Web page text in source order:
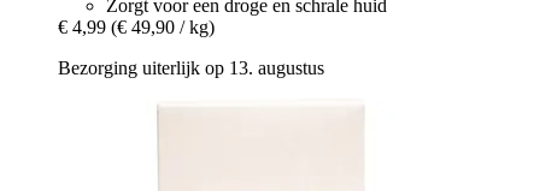
Zorgt voor een droge en schrale huid
€ 4,99 (€ 49,90 / kg)
Bezorging uiterlijk op 13. augustus